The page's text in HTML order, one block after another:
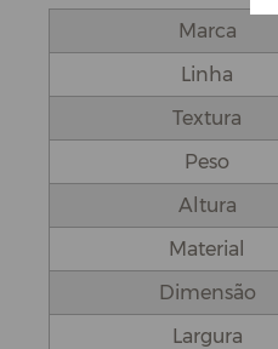
Marca
Linha
Textura
Peso
Altura
Material
Dimensão
Largura